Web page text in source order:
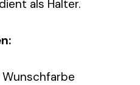
als Halter.